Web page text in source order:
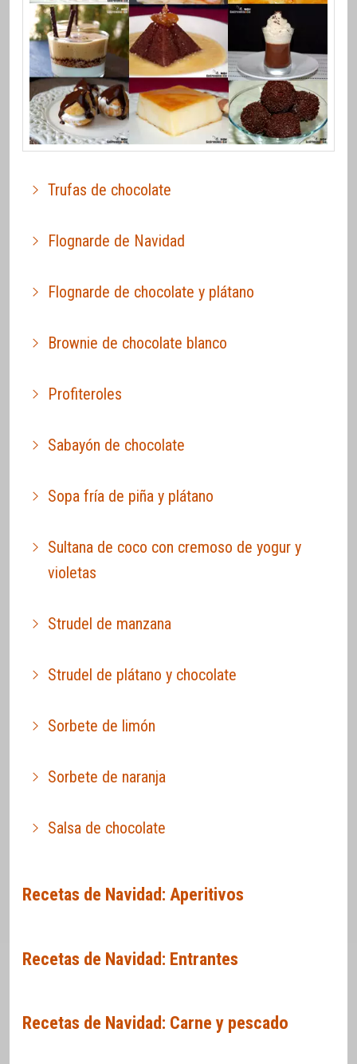
Trufas de chocolate
Flognarde de Navidad
Flognarde de chocolate y plátano
Brownie de chocolate blanco
Profiteroles
Sabayón de chocolate
Sopa fría de piña y plátano
Sultana de coco con cremoso de yogur y
violetas
Strudel de manzana
Strudel de plátano y chocolate
Sorbete de limón
Sorbete de naranja
Salsa de chocolate
Recetas de Navidad: Aperitivos
Recetas de Navidad: Entrantes
Recetas de Navidad: Carne y pescado